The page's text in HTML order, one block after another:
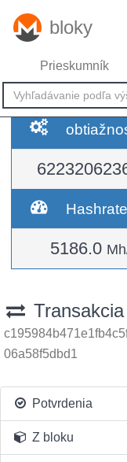
bloky
Prieskumník
Hashrate
5186.0
Transakcia
06a58f5dbd1
Potvrdenia
Z bloku